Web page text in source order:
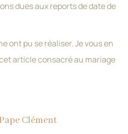
dues aux reports de date de
ont pu se réaliser. Je vous en
article consacré au mariage
Clément